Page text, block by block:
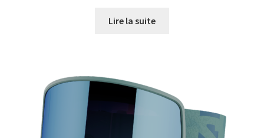
initial
Lire la suite